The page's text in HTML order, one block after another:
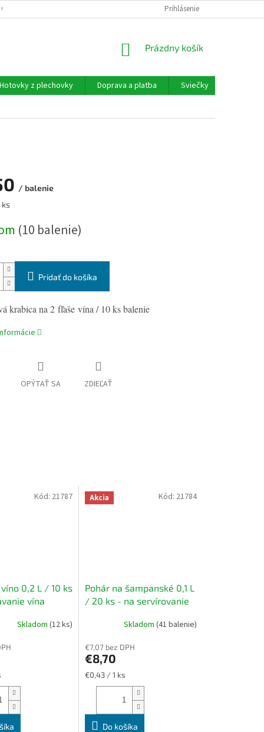
ÚDAJOV Prihlásenie
NÁKUPNÝ
Prázdny košík
Hotovky z plechovky Doprava a platba Sviečky
/ balenie
(10 balenie)
Pridať do košíka
krabica na 2 fľaše vína / 10 ks balenie
OPÝTAŤ SA ZDIEĽAŤ
0,2 L / 10 ks
vína
Skladom(12 ks)
Kód: 21787 Akcia
Pohár na šampanské 0,1 L
/ 20 ks - na servírovanie
Skladom (41 balenie)
€7,07 bez DPH
€8,70
Jednotková
cena:
€0,43 / 1 ks
Do košíka
Kód: 21784